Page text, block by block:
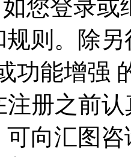
您登录或
则。除
功能增强
册之前认
向汇图咨